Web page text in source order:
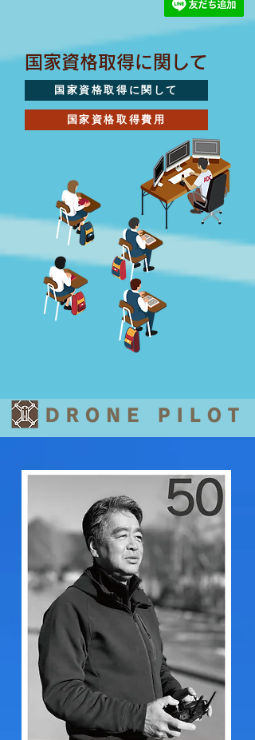
国家資格取得に関して
国家資格取得に関して
国家資格取得費用